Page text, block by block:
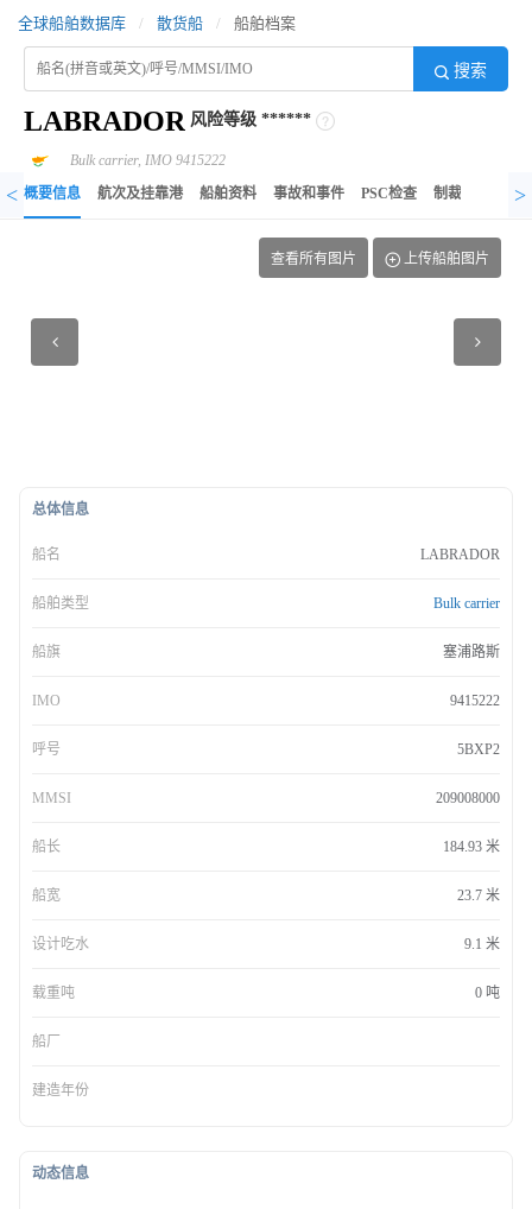
全球船舶数据库 / 散货船 / 船舶档案
搜索
LABRADOR 风险等级 ******
Bulk carrier, IMO 9415222
< 概要信息 航次及挂靠港 船舶资料 事故和事件 PSC检查 制裁记录 异
>
总体信息
船名 LABRADOR
船舶类型 Bulk carrier
船旗 塞浦路斯
IMO 9415222
呼号 5BXP2
MMSI 209008000
船长 184.93 米
船宽 23.7 米
设计吃水 9.1 米
载重吨 0 吨
船厂
建造年份
查看所有图片 上传船舶图片
动态信息